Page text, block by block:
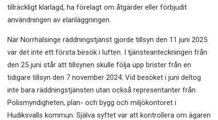
tillräckligt klarlagd, ha förelagt om åtgärder eller förbjudit
användningen av elanläggningen.
När Norrhälsinge räddningstjänst gjorde tillsyn den 11 juni 2025
var det inte ett första besök i luften. I tjänsteanteckningen från
den 25 juni står att tillsynen skulle följa upp brister från en
tidigare tillsyn den 7 november 2024. Vid besöket i juni deltog
inte bara räddningstjänsten utan också representanter från
Polismyndigheten, plan- och bygg och miljökontoret i
Hudiksvalls kommun. Själva syftet var att kontrollera om ägaren